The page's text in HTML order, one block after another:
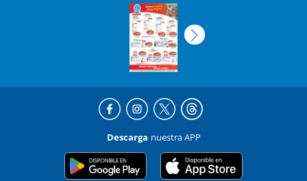
Descarga nuestra APP